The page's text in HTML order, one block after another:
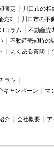
査定
川口市の相
売却
川口市の不
コラム
不動産売
不動産売却時の
よくある質問
ラシ
キャンペーン
マ
介 会社概要 ア